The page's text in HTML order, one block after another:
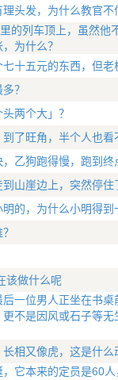
头发，为什么教官不
的列车顶上，虽然他
为什么？
十五元的东西，但
？
两个大」？
了旺角，半个人也看
乙狗跑得慢，跑到
山崖边上，突然停住
的，为什么小明得
该做什么呢
一位男人正坐在书
不是因风或石子等
相又像虎，这是什么
它本来的定员是60